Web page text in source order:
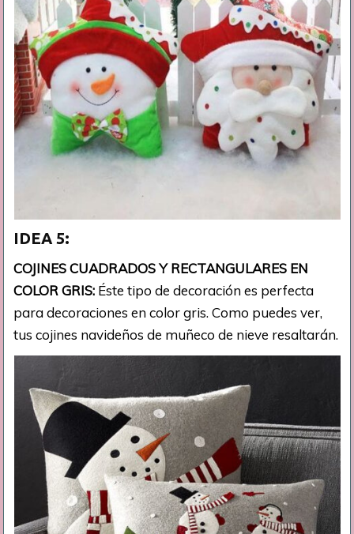
IDEA 5:
COJINES CUADRADOS Y RECTANGULARES EN
COLOR GRIS: Éste tipo de decoración es perfecta
para decoraciones en color gris. Como puedes ver,
tus cojines navideños de muñeco de nieve resaltarán.